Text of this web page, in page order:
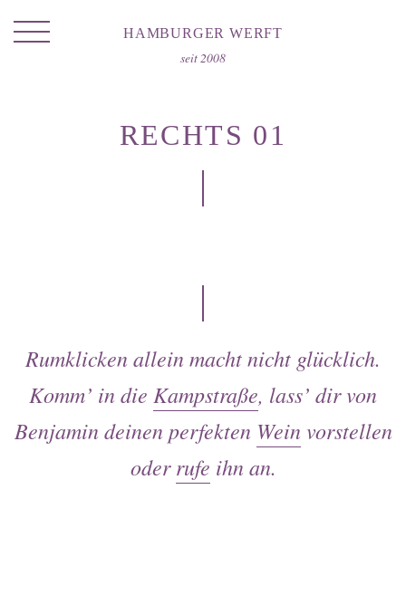
HAMBURGER WERFT
seit 2008
Portrait
Laden
Hausmarke
Catering
Events
Kontakt
RECHTS 01
Rumklicken allein macht nicht glücklich.
Komm’ in die Kampstraße, lass’ dir von
Benjamin deinen perfekten Weinvorstellen
oderrufe ihn an.